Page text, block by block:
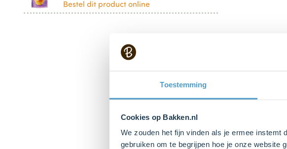
Toestemming
Cookies op Bakken.nl
We zouden het fijn vinden als je ermee instemt
gebruiken om te begrijpen hoe je onze website
Bestel dit product online